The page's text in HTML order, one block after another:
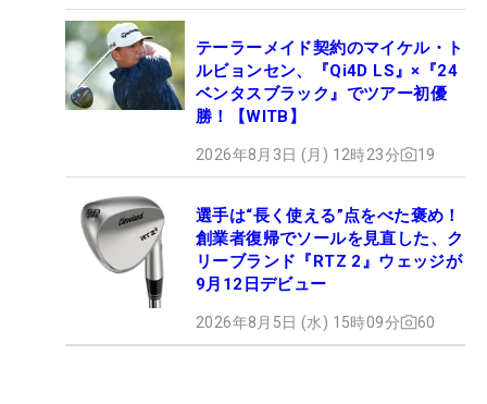
テーラーメイド契約のマイケル・ト
ルビョンセン、『Qi4D LS』×『24
ベンタスブラック』でツアー初優
勝！【WITB】
2026年8月3日 (月) 12時23分 19
選手は“長く使える”点をべた褒め！
創業者復帰でソールを見直した、ク
リーブランド『RTZ 2』ウェッジが
9月12日デビュー
2026年8月5日 (水) 15時09分 60